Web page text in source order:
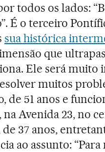
todos os lados:
É o terceiro
sua histórica
que
Ele será muito
muitos
de 51 anos e
Avenida 23, no
37 anos,
ao assunto: